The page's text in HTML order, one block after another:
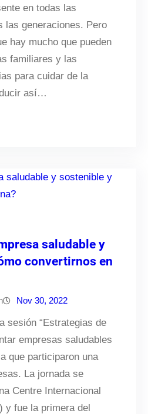
en todas las
las generaciones. Pero
hay mucho que pueden
familiares y las
para cuidar de la
así…
saludable y
convertirnos en
Nov 30, 2022
sesión “Estrategias de
empresas saludables
que participaron una
La jornada se
Centre Internacional
y fue la primera del